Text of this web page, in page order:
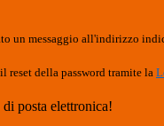
un messaggio all'indirizzo
reset della password tramite la
posta elettronica!